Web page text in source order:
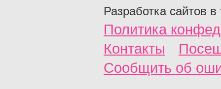
Разработка сайтов в
Политика
Контакты
Сообщить об